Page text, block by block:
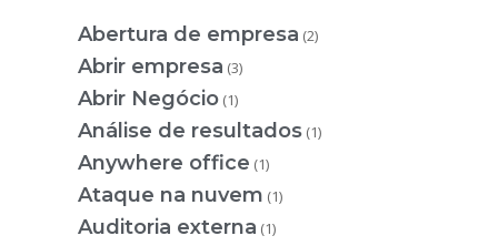
Abertura de empresa (2)
Abrir empresa (3)
Abrir Negócio (1)
Análise de resultados (1)
Anywhere office (1)
Ataque na nuvem (1)
Auditoria externa (1)